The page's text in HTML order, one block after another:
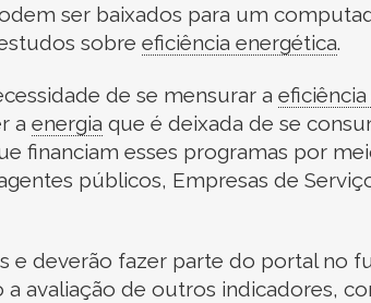
ser baixados para um
sobre eficiência energética.
de se mensurar a
a energia que é deixada de se
financiam esses programas por
públicos, Empresas de
deverão fazer parte do portal no
avaliação de outros indicadores,